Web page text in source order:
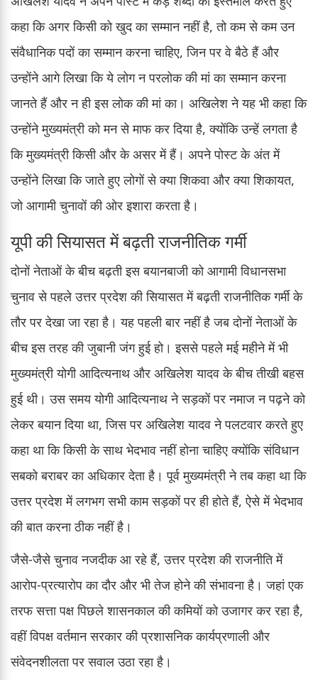
कहा कि अगर किसी को खुद का सम्मान नहीं है, तो कम से कम उन
संवैधानिक पदों का सम्मान करना चाहिए, जिन पर वे बैठे हैं और
उन्होंने आगे लिखा कि ये लोग न परलोक की मां का सम्मान करना
जानते हैं और न ही इस लोक की मां का। अखिलेश ने यह भी कहा कि
उन्होंने मुख्यमंत्री को मन से माफ कर दिया है, क्योंकि उन्हें लगता है
कि मुख्यमंत्री किसी और के असर में हैं। अपने पोस्ट के अंत में
उन्होंने लिखा कि जाते हुए लोगों से क्या शिकवा और क्या शिकायत,
जो आगामी चुनावों की ओर इशारा करता है।
यूपी की सियासत में बढ़ती राजनीतिक गर्मी
दोनों नेताओं के बीच बढ़ती इस बयानबाजी को आगामी विधानसभा
चुनाव से पहले उत्तर प्रदेश की सियासत में बढ़ती राजनीतिक गर्मी के
तौर पर देखा जा रहा है। यह पहली बार नहीं है जब दोनों नेताओं के
बीच इस तरह की जुबानी जंग हुई हो। इससे पहले मई महीने में भी
मुख्यमंत्री योगी आदित्यनाथ और अखिलेश यादव के बीच तीखी बहस
हुई थी। उस समय योगी आदित्यनाथ ने सड़कों पर नमाज न पढ़ने को
लेकर बयान दिया था, जिस पर अखिलेश यादव ने पलटवार करते हुए
कहा था कि किसी के साथ भेदभाव नहीं होना चाहिए क्योंकि संविधान
सबको बराबर का अधिकार देता है। पूर्व मुख्यमंत्री ने तब कहा था कि
उत्तर प्रदेश में लगभग सभी काम सड़कों पर ही होते हैं, ऐसे में भेदभाव
की बात करना ठीक नहीं है।
जैसे-जैसे चुनाव नजदीक आ रहे हैं, उत्तर प्रदेश की राजनीति में
आरोप-प्रत्यारोप का दौर और भी तेज होने की संभावना है। जहां एक
तरफ सत्ता पक्ष पिछले शासनकाल की कमियों को उजागर कर रहा है,
वहीं विपक्ष वर्तमान सरकार की प्रशासनिक कार्यप्रणाली और
संवेदनशीलता पर सवाल उठा रहा है।